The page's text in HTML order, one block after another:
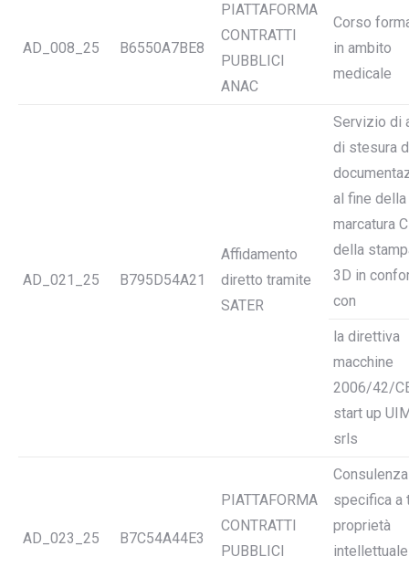
AD_008_25 B6550A7BE8
PIATTAFORMA
CONTRATTI
PUBBLICI
ANAC
Corso
in ambito
medicale
AD_021_25 B795D54A21
Affidamento
diretto tramite
SATER
Servizio di
di stesura
al fine della
marcatura
della
3D in
con
la direttiva
macchine
2006/42/
start up
srls
AD_023_25 B7C54A44E3
PIATTAFORMA
CONTRATTI
PUBBLICI
Consulenza
specifica a
proprietà